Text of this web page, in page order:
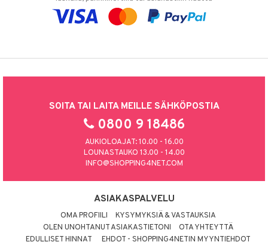
SOITA TAI LAITA MEILLE SÄHKÖPOSTIA
0800 9 18486
AUKIOLOAJAT: 10.00 - 16.00
LOUNASTAUKO 13.00 - 14.00
INFO@SHOPPING4NET.COM
ASIAKASPALVELU
OMA PROFIILI
KYSYMYKSIÄ & VASTAUKSIA
OLEN UNOHTANUT ASIAKASTIETONI
OTA YHTEYTTÄ
EDULLISET HINNAT
EHDOT - SHOPPING4NETIN MYYNTIEHDOT